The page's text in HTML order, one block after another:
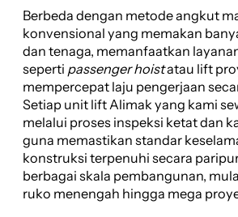
Berbeda dengan metode angkut
konvensional yang memakan
dan tenaga, memanfaatkan
seperti passenger hoistatau lift
mempercepat laju pengerjaan
Setiap unit lift Alimak yang kami
melalui proses inspeksi ketat dan
guna memastikan standar
konstruksi terpenuhi secara
berbagai skala pembangunan,
ruko menengah hingga mega